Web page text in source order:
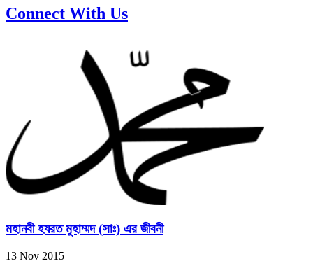
Connect With Us
মহানবী হযরত মুহাম্মদ (সাঃ) এর জীবনী
13 Nov 2015